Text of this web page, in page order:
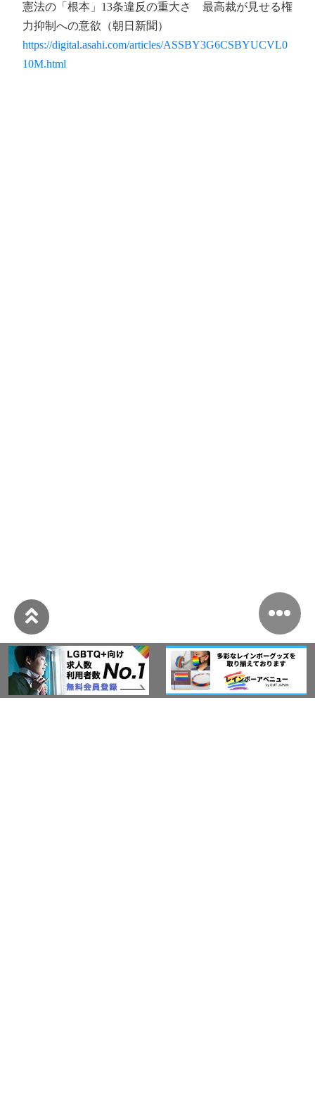
憲法の「根本」13条違反の重大さ 最高裁が見せる権
力抑制への意欲（朝日新聞）
https://digital.asahi.com/articles/ASSBY3G6CSBYUCVL0
10M.html